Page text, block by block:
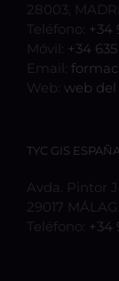
28003,
Teléfono: +34
Móvil: +34
Email:
Web: web
TYC GIS
Avda. Pintor
29017
Teléfono: +34